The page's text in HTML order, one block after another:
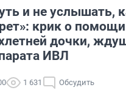
и не услышать,
крик о помощи
дочки,
ИВЛ
1 631 Обсудить